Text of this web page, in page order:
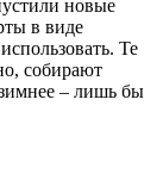
новые
в виде
Те
собирают
– лишь бы